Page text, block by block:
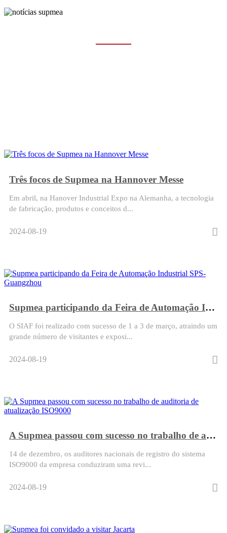
Três focos de Supmea na Hannover Messe
Em abril, na Hanover Industrial Expo na Alemanha, a tecnologia
de fabricação, produtos e conceitos d...
2024-08-19
Supmea participando da Feira de Automação Industrial SPS-Guangzhou
O SIAF foi realizado com sucesso de 1 a 3 de março, atraindo um
grande número de visitantes e exposi...
2024-08-19
A Supmea passou com sucesso no trabalho de auditoria de atualização ISO9000
14 de dezembro, os auditores nacionais de registro do sistema
ISO9000 da empresa conduziram uma revi...
2024-08-19